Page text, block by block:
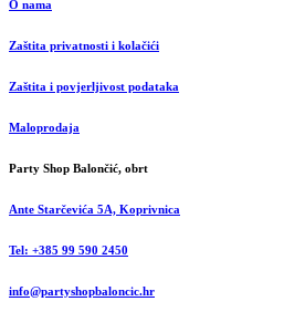
O nama
Zaštita privatnosti i kolačići
Zaštita i povjerljivost podataka
Maloprodaja
Party Shop Balončić, obrt
Ante Starčevića 5A, Koprivnica
Tel: +385 99 590 2450
info@partyshopbaloncic.hr